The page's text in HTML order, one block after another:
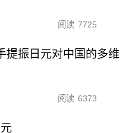
阅读 7725
提振日元对中国的多维
阅读 6373